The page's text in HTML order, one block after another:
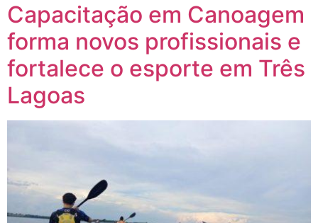
Capacitação em Canoagem
forma novos profissionais e
fortalece o esporte em Três
Lagoas